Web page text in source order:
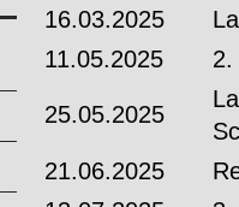
16.03.2025
11.05.2025
2.
25.05.2025
21.06.2025